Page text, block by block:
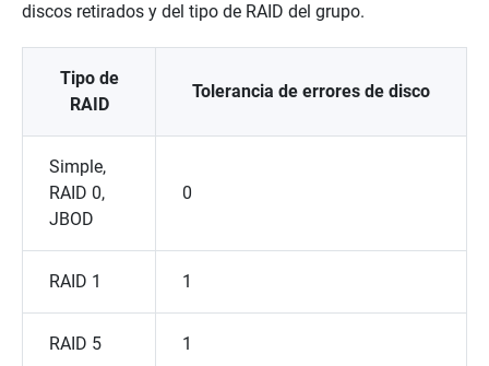
discos retirados y del tipo de RAID del grupo.
Tipo de
RAID
Tolerancia de errores de disco
Simple,
RAID 0,
JBOD
0
RAID 1 1
RAID 5 1